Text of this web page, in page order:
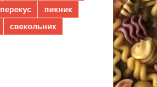
перекус
пикник
свекольник